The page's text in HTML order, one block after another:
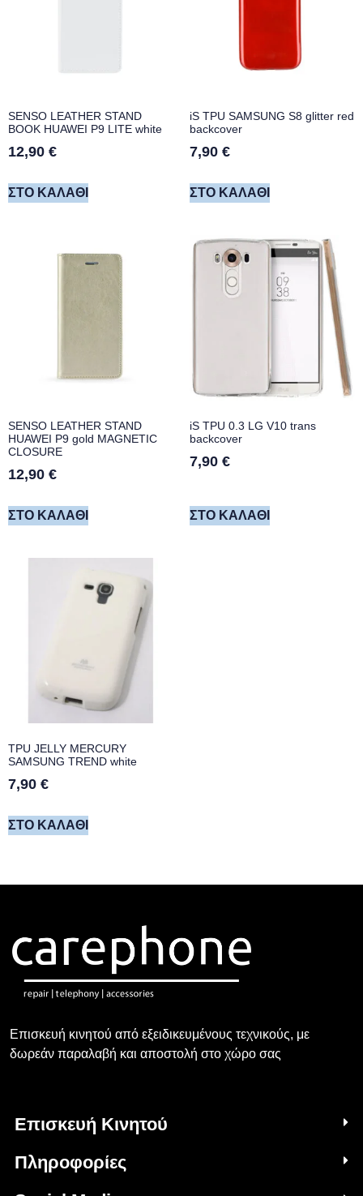
SENSO LEATHER STAND
BOOK HUAWEI P9 LITE white
12,90 €
ΣΤΟ ΚΑΛΆΘΙ
iS TPU SAMSUNG S8 glitter red
backcover
7,90 €
ΣΤΟ ΚΑΛΆΘΙ
SENSO LEATHER STAND
HUAWEI P9 gold MAGNETIC
CLOSURE
12,90 €
ΣΤΟ ΚΑΛΆΘΙ
iS TPU 0.3 LG V10 trans
backcover
7,90 €
ΣΤΟ ΚΑΛΆΘΙ
TPU JELLY MERCURY
SAMSUNG TREND white
7,90 €
ΣΤΟ ΚΑΛΆΘΙ
Επισκευή κινητού από εξειδικευμένους τεχνικούς, με
δωρεάν παραλαβή και αποστολή στο χώρο σας
Επισκευή Κινητού
Πληροφορίες